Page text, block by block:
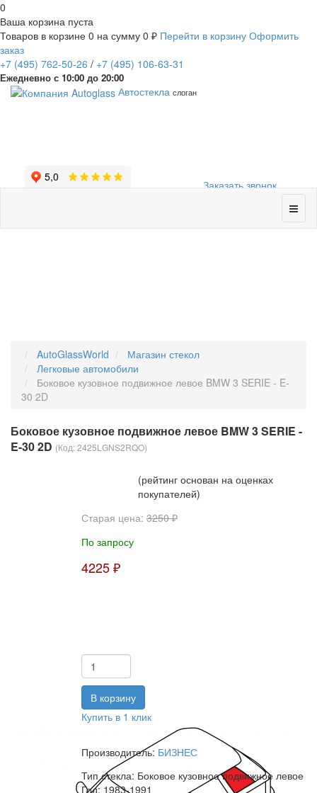
0
Ваша корзина пуста
Товаров в корзине 0 на сумму 0 ₽ Перейти в корзину Оформить
заказ
+7 (495) 762-50-26 / +7 (495) 106-63-31
Ежедневно с 10:00 до 20:00
Заказать звонок
Автостекла слоган
AutoGlassWorld
Магазин стекол
Легковые автомобили
Боковое кузовное подвижное левое BMW 3 SERIE - E-
30 2D
Боковое кузовное подвижное левое BMW 3 SERIE -
E-30 2D (Код:2425LGNS2RQO)
(рейтинг основан на оценках
покупателей)
Старая цена: 3250 ₽
По запросу
4225 ₽
Купить в 1 клик
Производитель: БИЗНЕС
Тип стекла: Боковое кузовное подвижное левое
Год: 1983-1991